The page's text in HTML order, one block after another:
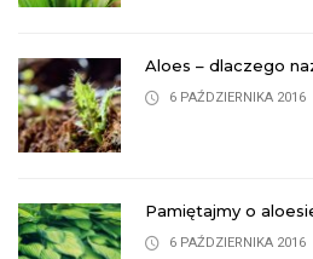
Aloes – dlaczego
6 PAŹDZIERNIKA 2016
Pamiętajmy o
6 PAŹDZIERNIKA 2016